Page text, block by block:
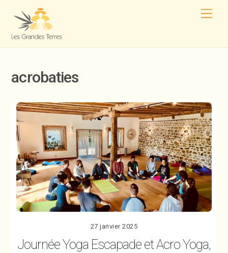
acrobaties
27 janvier 2025
Journée Yoga Escapade et Acro Yoga,